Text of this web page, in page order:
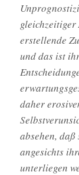
gleichzeitiger
erstellende
und das ist
daher
absehen,
angesichts
unterliegen